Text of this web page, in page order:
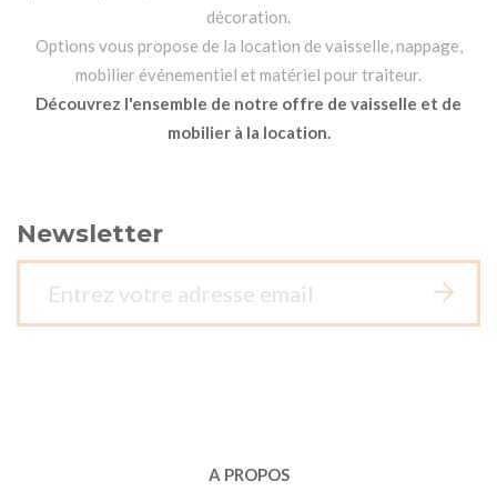
décoration.
Options vous propose de la location de vaisselle, nappage,
mobilier événementiel et matériel pour traiteur.
Découvrez l'ensemble de notre offre de vaisselle et de
mobilier à la location.
Newsletter
A PROPOS